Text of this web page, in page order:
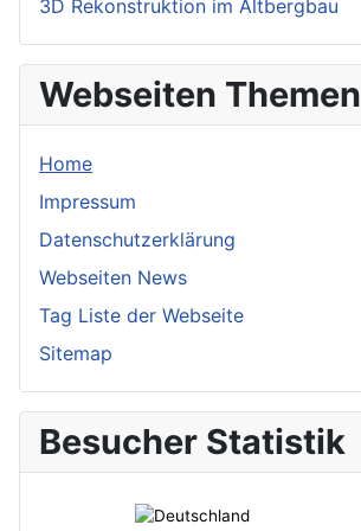
3D Rekonstruktion im Altbergbau
Webseiten Themen
Home
Impressum
Datenschutzerklärung
Webseiten News
Tag Liste der Webseite
Sitemap
Besucher Statistik